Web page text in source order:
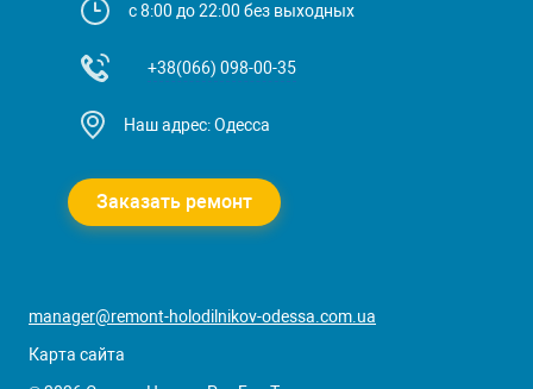
с 8:00 до 22:00 без выходных
+38(066) 098-00-35
Наш адрес: Одесса
Заказать ремонт
manager@remont-holodilnikov-odessa.com.ua
Карта сайта